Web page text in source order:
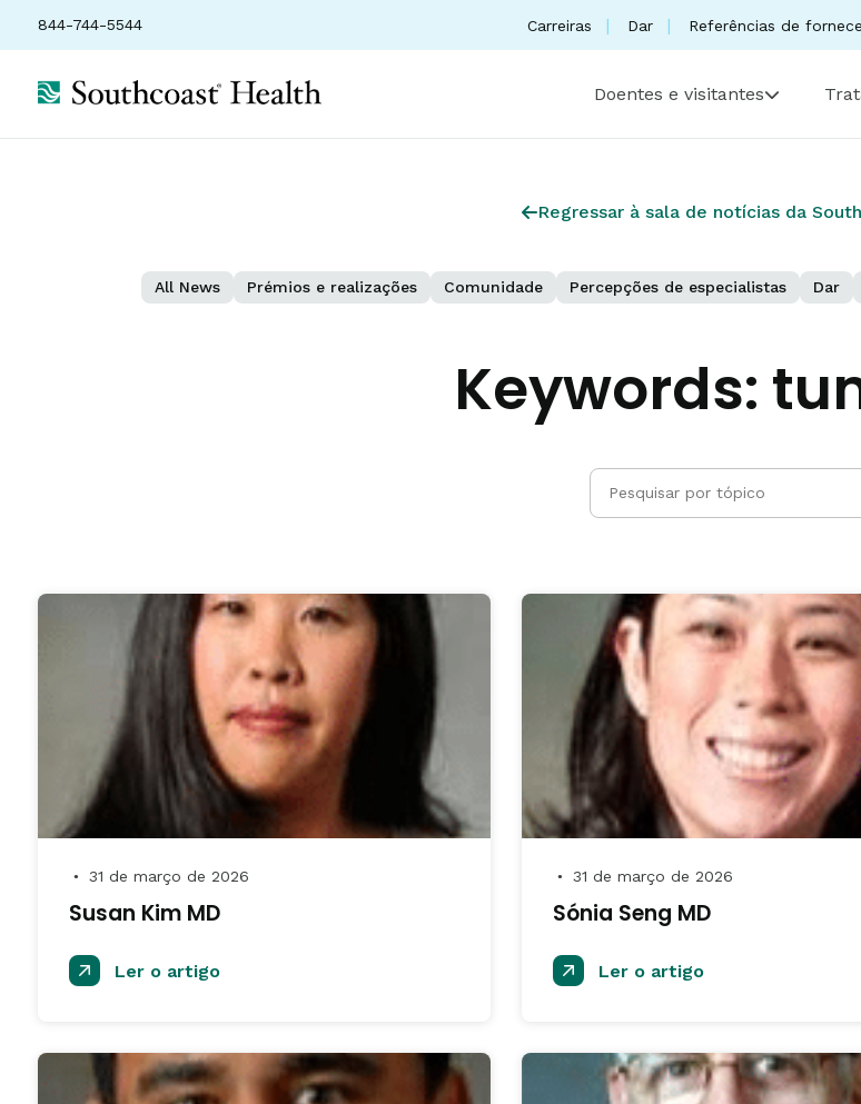
844-744-5544 Carreiras Dar Referências de
Doentes e visitantes
Regressar à sala de notícias da
All News Prémios e realizações Comunidade Percepções de especialistas Dar
Keywords:
● 31 de março de 2026
Susan Kim MD
Ler o artigo
● 31 de março de 2026
Sónia Seng MD
Ler o artigo